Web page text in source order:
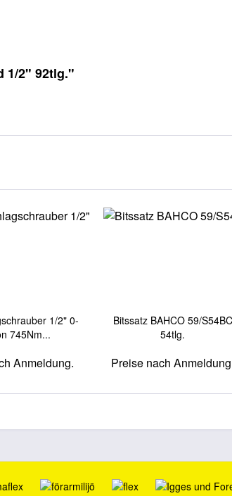
1/2" 92tlg."
1/2" 0-
745Nm...
Anmeldung.
Bitssatz BAHCO 59/S54BC
54tlg.
Preise nach